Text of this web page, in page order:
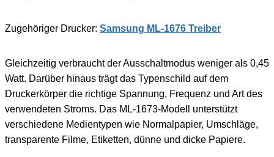
Zugehöriger Drucker: Samsung ML-1676 Treiber
Gleichzeitig verbraucht der Ausschaltmodus weniger als 0,45
Watt. Darüber hinaus trägt das Typenschild auf dem
Druckerkörper die richtige Spannung, Frequenz und Art des
verwendeten Stroms. Das ML-1673-Modell unterstützt
verschiedene Medientypen wie Normalpapier, Umschläge,
transparente Filme, Etiketten, dünne und dicke Papiere.